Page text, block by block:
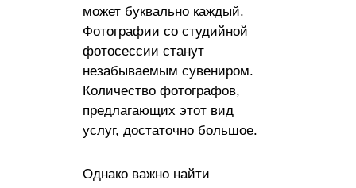
может буквально каждый.
Фотографии со студийной
фотосессии станут
незабываемым сувениром.
Количество фотографов,
предлагающих этот вид
услуг, достаточно большое.
Однако важно найти